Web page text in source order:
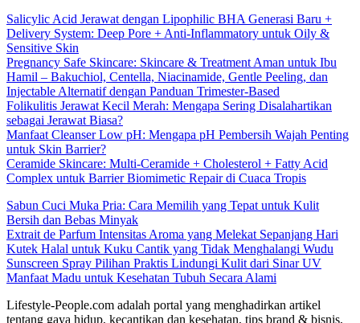
Salicylic Acid Jerawat dengan Lipophilic BHA Generasi Baru +
Delivery System: Deep Pore + Anti-Inflammatory untuk Oily &
Sensitive Skin
Pregnancy Safe Skincare: Skincare & Treatment Aman untuk Ibu
Hamil – Bakuchiol, Centella, Niacinamide, Gentle Peeling, dan
Injectable Alternatif dengan Panduan Trimester-Based
Folikulitis Jerawat Kecil Merah: Mengapa Sering Disalahartikan
sebagai Jerawat Biasa?
Manfaat Cleanser Low pH: Mengapa pH Pembersih Wajah Penting
untuk Skin Barrier?
Ceramide Skincare: Multi-Ceramide + Cholesterol + Fatty Acid
Complex untuk Barrier Biomimetic Repair di Cuaca Tropis
Sabun Cuci Muka Pria: Cara Memilih yang Tepat untuk Kulit
Bersih dan Bebas Minyak
Extrait de Parfum Intensitas Aroma yang Melekat Sepanjang Hari
Kutek Halal untuk Kuku Cantik yang Tidak Menghalangi Wudu
Sunscreen Spray Pilihan Praktis Lindungi Kulit dari Sinar UV
Manfaat Madu untuk Kesehatan Tubuh Secara Alami
Lifestyle-People.com adalah portal yang menghadirkan artikel
tentang gaya hidup, kecantikan dan kesehatan, tips brand & bisnis,